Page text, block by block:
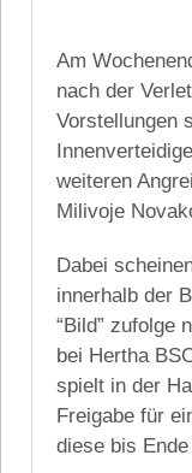
Am
nach der
Vorstellungen
weiteren
Milivoje
Dabei
innerhalb der
“Bild” zufolge
bei Hertha
spielt in der
Freigabe für
diese bis